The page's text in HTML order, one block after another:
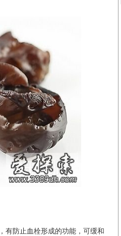
有防止血栓形成的功能，可缓和